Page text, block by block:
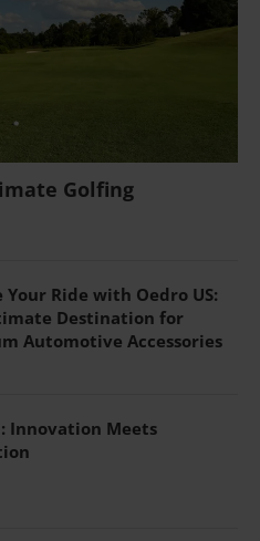
Golfing
Your Ride with Oedro US:
Destination for
Automotive Accessories
Innovation Meets